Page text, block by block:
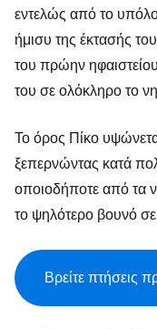
εντελώς από το
ήμισυ της έκτασής
του πρώην
του σε ολόκληρο το
Το όρος Πίκο
ξεπερνώντας κατά
οποιοδήποτε από τα
το ψηλότερο βουνό
Βρείτε πτήσεις